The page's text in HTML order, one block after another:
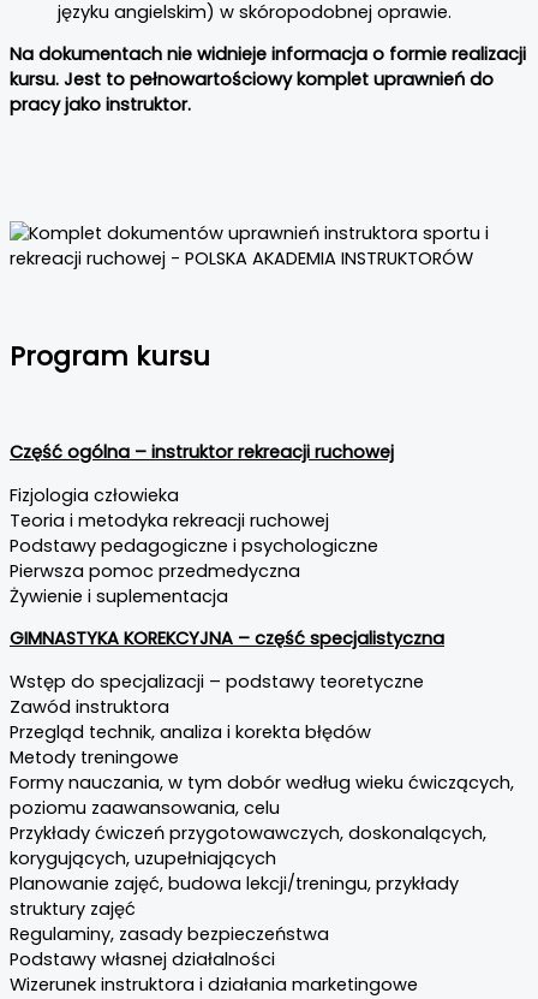
języku angielskim) w skóropodobnej oprawie.
Na dokumentach nie widnieje informacja o formie realizacji
kursu. Jest to pełnowartościowy komplet uprawnień do
pracy jako instruktor.
Program kursu
Część ogólna – instruktor rekreacji ruchowej
Fizjologia człowieka
Teoria i metodyka rekreacji ruchowej
Podstawy pedagogiczne i psychologiczne
Pierwsza pomoc przedmedyczna
Żywienie i suplementacja
GIMNASTYKA KOREKCYJNA – część specjalistyczna
Wstęp do specjalizacji – podstawy teoretyczne
Zawód instruktora
Przegląd technik, analiza i korekta błędów
Metody treningowe
Formy nauczania, w tym dobór według wieku ćwiczących,
poziomu zaawansowania, celu
Przykłady ćwiczeń przygotowawczych, doskonalących,
korygujących, uzupełniających
Planowanie zajęć, budowa lekcji/treningu, przykłady
struktury zajęć
Regulaminy, zasady bezpieczeństwa
Podstawy własnej działalności
Wizerunek instruktora i działania marketingowe